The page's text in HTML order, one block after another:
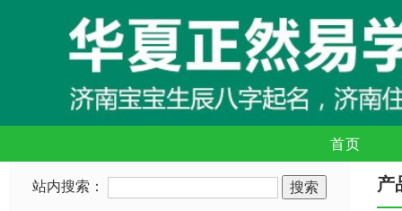
首页
站内搜索： 产